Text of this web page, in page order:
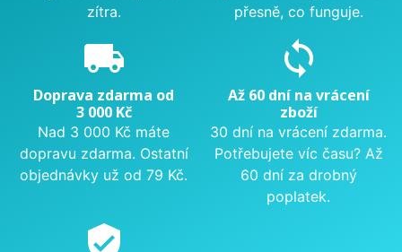
zítra.
přesně, co funguje.
local_shipping
Doprava zdarma od
3 000 Kč
Nad 3 000 Kč máte
dopravu zdarma. Ostatní
objednávky už od 79 Kč.
sync
Až 60 dní na vrácení
zboží
30 dní na vrácení zdarma.
Potřebujete víc času? Až
60 dní za drobný
poplatek.
verified_user